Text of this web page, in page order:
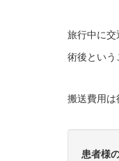
旅行中に交
術後という
搬送費用は
患者様